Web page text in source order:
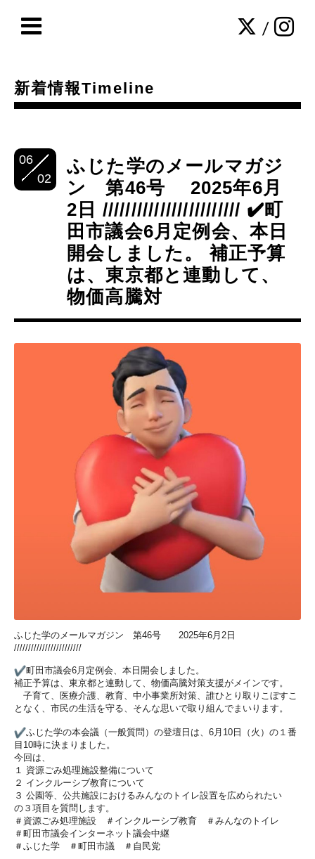
/
新着情報Timeline
06
02
ふじた学のメールマガジ
ン 第46号 2025年6月
2日 //////////////////////// ✔️町
田市議会6月定例会、本日
開会しました。 補正予算
は、東京都と連動して、
物価高騰対
ふじた学のメールマガジン 第46号 2025年6月2日
////////////////////////
町田市議会6月定例会、本日開会しました。
補正予算は、東京都と連動して、物価高騰対策支援がメインです。
子育て、医療介護、教育、中小事業所対策、誰ひとり取りこぼすこ
となく、市民の生活を守る、そんな思いで取り組んでまいります。
ふじた学の本会議（一般質問）の登壇日は、6月10日（火） の１番
目10時に決まりました。
今回は、
１ 資源ごみ処理施設整備について
２ インクルーシブ教育について
３ 公園等、公共施設におけるみんなのトイレ設置を広められたい
の３項目を質問します。
＃資源ごみ処理施設 ＃インクルーシブ教育 ＃みんなのトイレ
＃町田市議会インターネット議会中継
＃ふじた学 ＃町田市議 ＃自民党